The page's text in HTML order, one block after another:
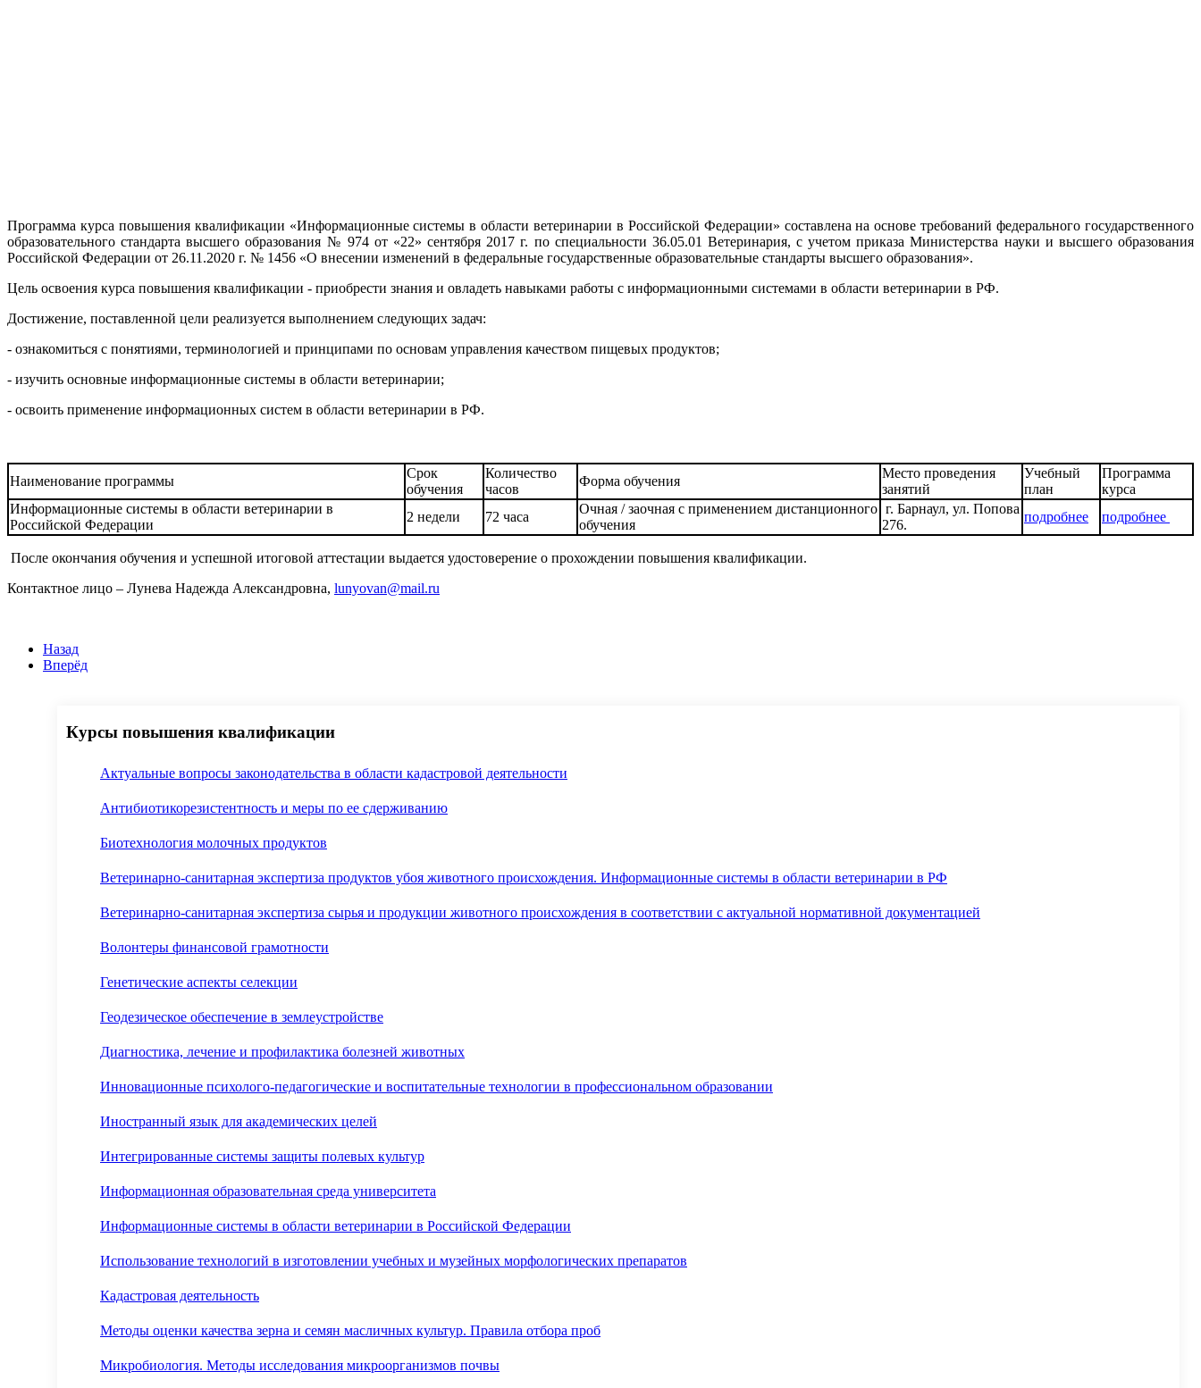
Программа курса повышения квалификации «Информационные системы в области ветеринарии в Российской Федерации» составлена на основе требований федерального государственного
образовательного стандарта высшего образования № 974 от «22» сентября 2017 г. по специальности 36.05.01 Ветеринария, с учетом приказа Министерства науки и высшего образования
Российской Федерации от 26.11.2020 г. № 1456 «О внесении изменений в федеральные государственные образовательные стандарты высшего образования».
Цель освоения курса повышения квалификации - приобрести знания и овладеть навыками работы с информационными системами в области ветеринарии в РФ.
Достижение, поставленной цели реализуется выполнением следующих задач:
- ознакомиться с понятиями, терминологией и принципами по основам управления качеством пищевых продуктов;
- изучить основные информационные системы в области ветеринарии;
- освоить применение информационных систем в области ветеринарии в РФ.
Наименование программы
Срок
обучения
Количество
часов
Форма обучения
Место проведения
занятий
Учебный
план
Программа
курса
Информационные системы в области ветеринарии в
Российской Федерации
2 недели 72 часа
Очная / заочная с применением дистанционного
обучения
г. Барнаул, ул. Попова
276.
подробнее подробнее
После окончания обучения и успешной итоговой аттестации выдается удостоверение о прохождении повышения квалификации.
Контактное лицо – Лунева Надежда Александровна, lunyovan@mail.ru
Назад
Вперёд
Курсы повышения квалификации
Актуальные вопросы законодательства в области кадастровой деятельности
Антибиотикорезистентность и меры по ее сдерживанию
Биотехнология молочных продуктов
Ветеринарно-санитарная экспертиза продуктов убоя животного происхождения. Информационные системы в области ветеринарии в РФ
Ветеринарно-санитарная экспертиза сырья и продукции животного происхождения в соответствии с актуальной нормативной документацией
Волонтеры финансовой грамотности
Генетические аспекты селекции
Геодезическое обеспечение в землеустройстве
Диагностика, лечение и профилактика болезней животных
Инновационные психолого-педагогические и воспитательные технологии в профессиональном образовании
Иностранный язык для академических целей
Интегрированные системы защиты полевых культур
Информационная образовательная среда университета
Информационные системы в области ветеринарии в Российской Федерации
Использование технологий в изготовлении учебных и музейных морфологических препаратов
Кадастровая деятельность
Методы оценки качества зерна и семян масличных культур. Правила отбора проб
Микробиология. Методы исследования микроорганизмов почвы